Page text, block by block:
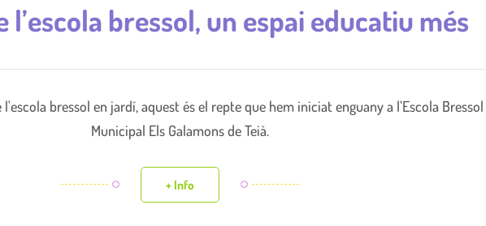
l’escola bressol, un espai educatiu més
bressol en jardí, aquest és el repte que hem iniciat enguany a l’Escola Bressol
Municipal Els Galamons de Teià.
+ Info